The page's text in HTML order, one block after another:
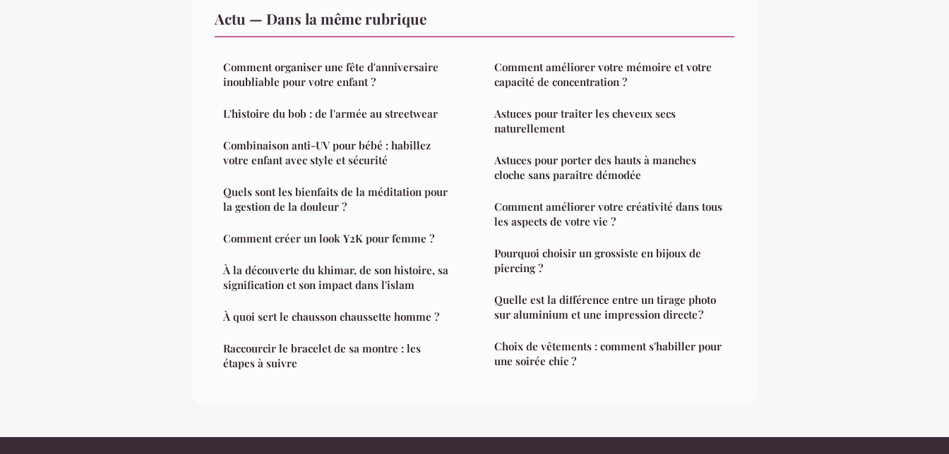
Actu — Dans la même rubrique
Comment organiser une fête d'anniversaire
inoubliable pour votre enfant ?
L'histoire du bob : de l'armée au streetwear
Combinaison anti-UV pour bébé : habillez
votre enfant avec style et sécurité
Quels sont les bienfaits de la méditation pour
la gestion de la douleur ?
Comment créer un look Y2K pour femme ?
À la découverte du khimar, de son histoire, sa
signification et son impact dans l'islam
À quoi sert le chausson chaussette homme ?
Raccourcir le bracelet de sa montre : les
étapes à suivre
Comment améliorer votre mémoire et votre
capacité de concentration ?
Astuces pour traiter les cheveux secs
naturellement
Astuces pour porter des hauts à manches
cloche sans paraître démodée
Comment améliorer votre créativité dans tous
les aspects de votre vie ?
Pourquoi choisir un grossiste en bijoux de
piercing ?
Quelle est la différence entre un tirage photo
sur aluminium et une impression directe ?
Choix de vêtements : comment s'habiller pour
une soirée chic ?